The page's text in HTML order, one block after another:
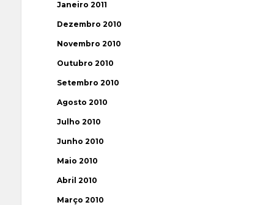
Janeiro 2011
Dezembro 2010
Novembro 2010
Outubro 2010
Setembro 2010
Agosto 2010
Julho 2010
Junho 2010
Maio 2010
Abril 2010
Março 2010